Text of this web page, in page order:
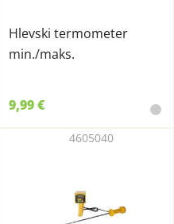
Hlevski termometer
min./maks.
9,99 €
4605040